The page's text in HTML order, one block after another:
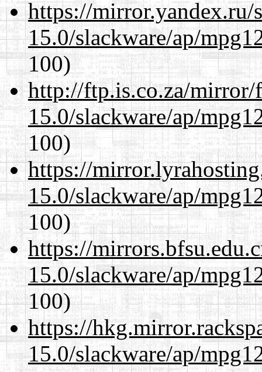
https://mirror.yandex.ru/
15.0/slackware/ap/
100)
http://ftp.is.co.za/mirror/
15.0/slackware/ap/
100)
https://
15.0/slackware/ap/
100)
https://
15.0/slackware/ap/
100)
https://
15.0/slackware/ap/